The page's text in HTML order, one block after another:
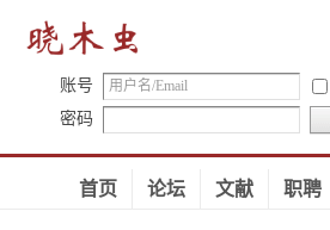
账号
密码
首页 论坛 文献 职聘